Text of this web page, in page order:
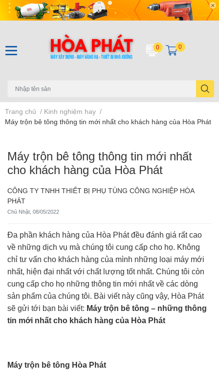
0 0
Trang chủ / Kinh nghiệm hay /
Máy trộn bê tông thông tin mới nhất cho khách hàng của Hòa Phát
Máy trộn bê tông thông tin mới nhất
cho khách hàng của Hòa Phát
CÔNG TY TNHH THIẾT BỊ PHỤ TÙNG CÔNG NGHIỆP HÒA
PHÁT
Chủ Nhật, 08/05/2022
Đa phần khách hàng của Hòa Phát đều đánh giá rất cao
về những dịch vụ mà chúng tôi cung cấp cho họ. Không
chỉ tư vấn cho khách hàng của mình những loại máy mới
nhất, hiện đại nhất với chất lượng tốt nhất. Chúng tôi còn
cung cấp cho họ những thông tin mới nhất về các dòng
sản phẩm của chúng tôi. Bài viết này cũng vậy, Hòa Phát
sẽ gửi tới bạn bài viết: Máy trộn bê tông – những thông
tin mới nhất cho khách hàng của Hòa Phát
Máy trộn bê tông Hòa Phát